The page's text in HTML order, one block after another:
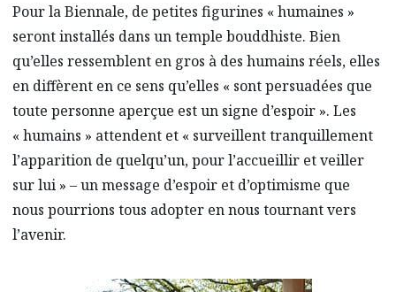
Pour la Biennale, de petites figurines « humaines »
seront installés dans un temple bouddhiste. Bien
qu’elles ressemblent en gros à des humains réels, elles
en diffèrent en ce sens qu’elles « sont persuadées que
toute personne aperçue est un signe d’espoir ». Les
« humains » attendent et « surveillent tranquillement
l’apparition de quelqu’un, pour l’accueillir et veiller
sur lui » – un message d’espoir et d’optimisme que
nous pourrions tous adopter en nous tournant vers
l’avenir.